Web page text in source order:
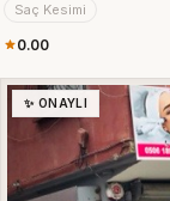
Saç Kesimi
0.00
✨ ONAYLI